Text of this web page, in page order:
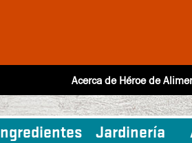
Acerca de Héroe de
Ingredientes Jardinería